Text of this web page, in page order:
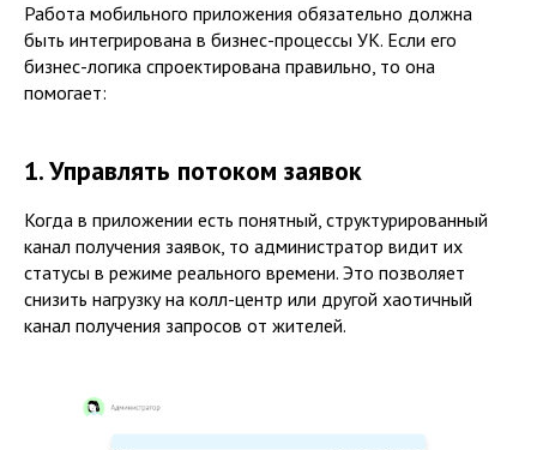
Работа мобильного приложения обязательно должна
быть интегрирована в бизнес-процессы УК. Если его
бизнес-логика спроектирована правильно, то она
помогает:
1. Управлять потоком заявок
Когда в приложении есть понятный, структурированный
канал получения заявок, то администратор видит их
статусы в режиме реального времени. Это позволяет
снизить нагрузку на колл-центр или другой хаотичный
канал получения запросов от жителей.